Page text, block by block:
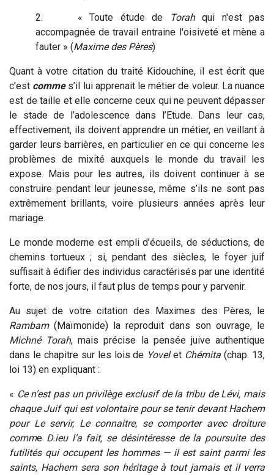
2. « Toute étude de Torahqui n'est pas
accompagnée de travail entraine l'oisiveté et mène a
fauter » (Maxime des Pères)
Quant à votre citation du traité Kidouchine, il est écrit que
c’est commes’il lui apprenait le métier de voleur. La nuance
est de taille et elle concerne ceux qui ne peuvent dépasser
le stade de l’adolescence dans l’Etude. Dans leur cas,
effectivement, ils doivent apprendre un métier, en veillant à
garder leurs barrières, en particulier en ce qui concerne les
problèmes de mixité auxquels le monde du travail les
expose. Mais pour les autres, ils doivent continuer à se
construire pendant leur jeunesse, même s’ils ne sont pas
extrêmement brillants, voire plusieurs années après leur
mariage.
Le monde moderne est empli d’écueils, de séductions, de
chemins tortueux ; si, pendant des siècles, le foyer juif
suffisait à édifier des individus caractérisés par une identité
forte, de nos jours, il faut plus de temps pour y parvenir.
Au sujet de votre citation des Maximes des Pères, le
Rambam(Maïmonide) la reproduit dans son ouvrage, le
Michné Torah, mais précise la pensée juive authentique
dans le chapitre sur les lois de Yovelet Chémita (chap. 13,
loi 13) en expliquant :
« Ce n’est pas un privilège exclusif de la tribu de Lévi, mais
chaque Juif qui est volontaire pour se tenir devant Hachem
pour Le servir, Le connaitre, se comporter avec droiture
comme D.ieu l’a fait, se désintéresse de la poursuite des
futilités qui occupent les hommes — il est saint parmi les
saints, Hachem sera son héritage à tout jamais et il verra